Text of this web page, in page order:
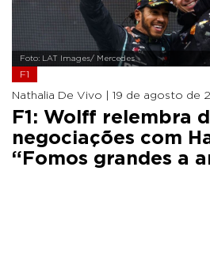
Foto: LAT Images/ Mercedes
F1
Nathalia De Vivo | 19 de agosto de
F1: Wolff relembra
negociações com
“Fomos grandes a